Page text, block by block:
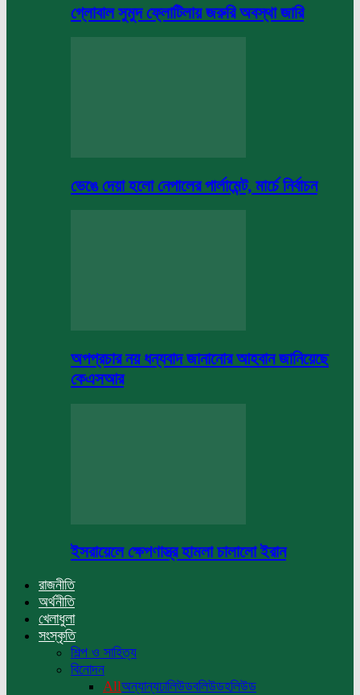
গ্লোবাল সুমুদ ফ্লোটিলায় জরুরি অবস্থা জারি
ভেঙে দেয়া হলো নেপালের পার্লামেন্ট, মার্চে নির্বাচন
অপপ্রচার নয় ধন্যবাদ জানানোর আহবান জানিয়েছে
কেএসআর
ইসরায়েলে ক্ষেপণাস্ত্র হামলা চালালো ইরান
রাজনীতি
অর্থনীতি
খেলাধুলা
সংস্কৃতি
শিল্প ও সাহিত্য
বিনোদন
Allঅন্যান্যঢালিউডবলিউডহলিউড